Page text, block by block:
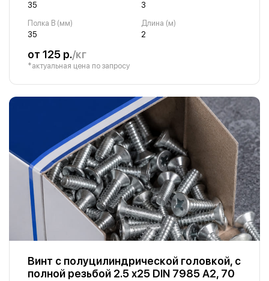
35
3
Полка B (мм)
35
Длина (м)
2
от 125 р./кг
*актуальная цена по запросу
Винт с полуцилиндрической головкой, с
полной резьбой 2.5 х25 DIN 7985 А2, 70